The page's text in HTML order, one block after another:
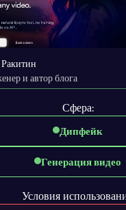
и автор блога
Сфера:
Дипфейк
Генерация видео
Условия